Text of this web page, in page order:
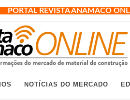
PORTAL REVISTA ANAMACO
NOTÍCIAS DO MERCADO